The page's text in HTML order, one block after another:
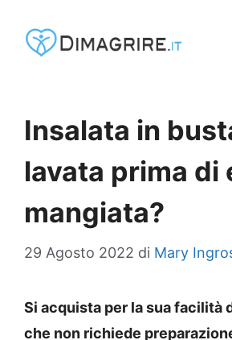
Insalata in
lavata prima di
mangiata?
29 Agosto 2022 di Mary
Si acquista per la sua facilità
che non richiede